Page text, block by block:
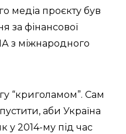
медіа проєкту був
за фінансової
з міжнародного
“криголамом”. Сам
аби Україна
у 2014-му під час